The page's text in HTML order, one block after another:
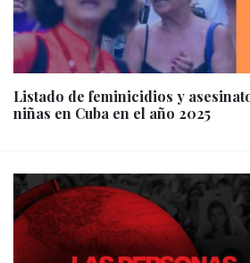
Listado de feminicidios y
niñas en Cuba en el año 2025